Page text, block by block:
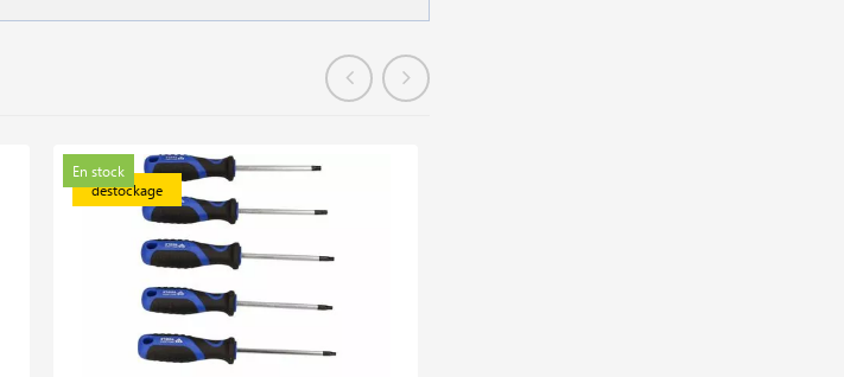
En stock
déstockage